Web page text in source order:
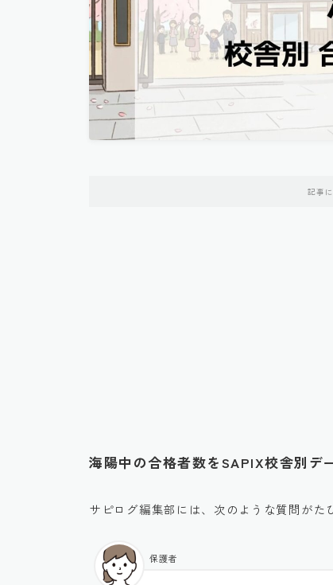
記事
海陽中の合格者数をSAPIX校舎別デ
サピログ編集部には、次のような質問がた
保護者